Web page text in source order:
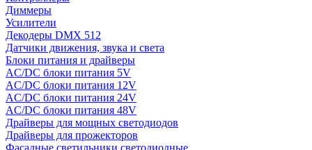
Диммеры
Усилители
Декодеры DMX 512
Датчики движения, звука и света
Блоки питания и драйверы
AC/DC блоки питания 5V
AC/DC блоки питания 12V
AC/DC блоки питания 24V
AC/DC блоки питания 48V
Драйверы для мощных светодиодов
Драйверы для прожекторов
Фасадные светильники светодиодные